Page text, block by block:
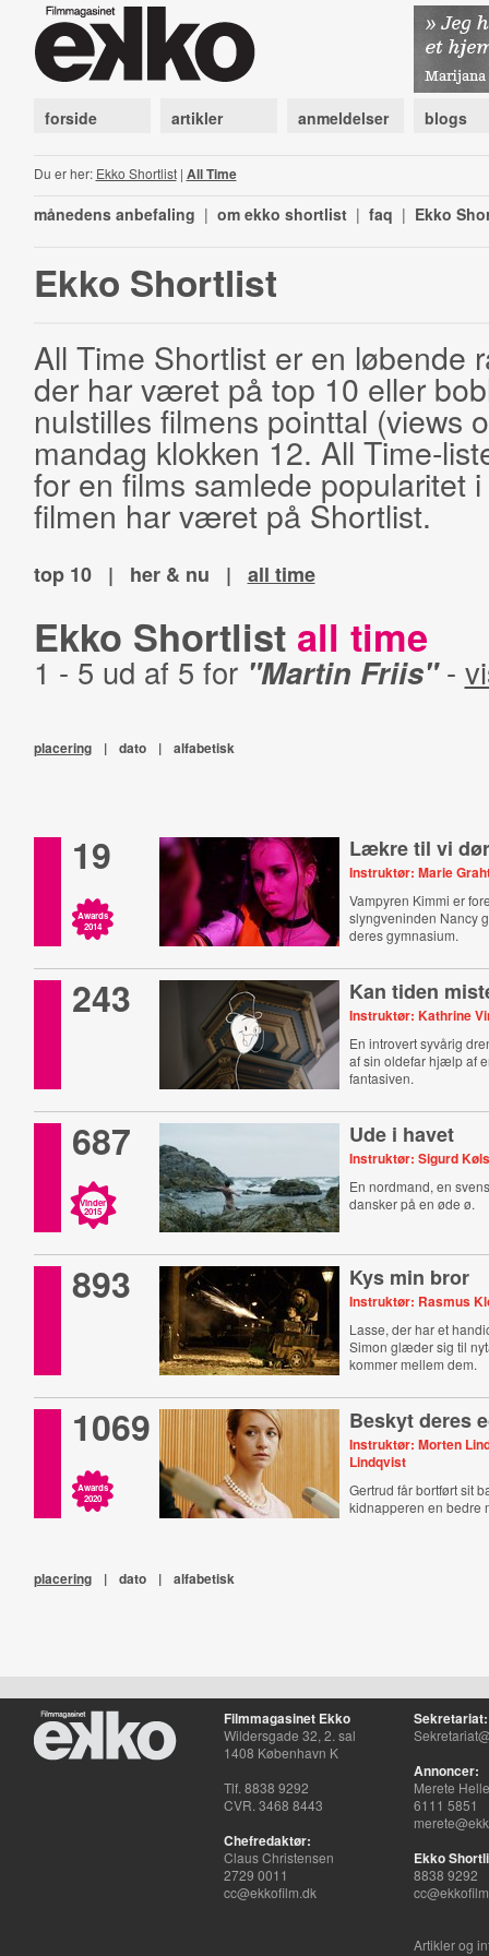
forside artikler anmeldelser blogs
Du er her: Ekko Shortlist| All Time
månedens anbefaling | om ekko shortlist | faq | Ekko
Ekko Shortlist
All Time Shortlist er en løbende
der har været på top 10 eller
nulstilles filmens pointtal (views
mandag klokken 12. All Time-
for en films samlede popularitet
filmen har været på Shortlist.
top 10 | her & nu | all time
Ekko Shortlist all time
1 - 5 ud af 5 for "Martin Friis"-
placering | dato | alfabetisk
19
Awards
2014
Lækre til vi
Instruktør: Marie
Vampyren Kimmi er
slyngveninden Nancy
deres gymnasium.
243 Kan tiden
Instruktør: Kathrine
En introvert syvårig
af sin oldefar hjælp af
fantasiven.
687
Vinder
2015
Ude i havet
Instruktør: Sigurd
En nordmand, en
dansker på en øde ø.
893 Kys min bror
Instruktør: Rasmus
Lasse, der har et
Simon glæder sig til
kommer mellem dem.
1069
Awards
2020
Beskyt deres
Instruktør: Morten
Lindqvist
Gertrud får bortført sit
kidnapperen en bedre
placering | dato | alfabetisk
Filmmagasinet Ekko
Wildersgade 32, 2. sal
1408 København K
Tlf. 8838 9292
CVR. 3468 8443
Chefredaktør:
Claus Christensen
2729 0011
cc@ekkofilm.dk
Sekretariat:
Annoncer:
Merete
6111 5851
Ekko
8838 9292
Artikler og